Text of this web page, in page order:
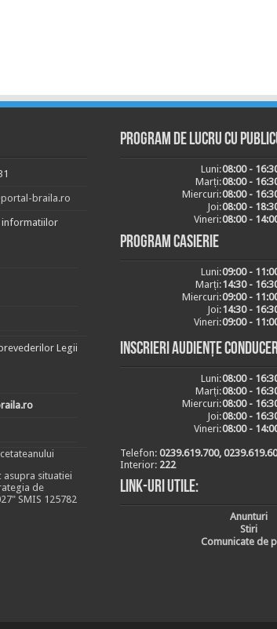
braila.ro
informatiilor
Legii
asupra situatiei
de
SMIS 125782
Program de lucru cu
Luni:08:00 -
Marți:08:00 -
Miercuri:08:00 -
Joi:08:00 -
Vineri:08:00 -
Program casierie
Luni:09:00 -
Marți:14:30 -
Miercuri:09:00 -
Joi:14:30 -
Vineri:09:00 -
Inscrieri audiențe
Luni:08:00 -
Marți:08:00 -
Miercuri:08:00 -
Joi:08:00 -
Vineri:08:00 -
Telefon: 0239.619.700,
Interior: 222
Link-uri utile:
Anunturi
Stiri
Comunicate de